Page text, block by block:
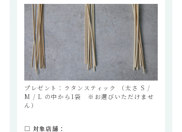
プレゼント：ラタンスティック （太さ S /
M / L の中から1袋 ※お選びいただけませ
ん）
□ 対象店舗：